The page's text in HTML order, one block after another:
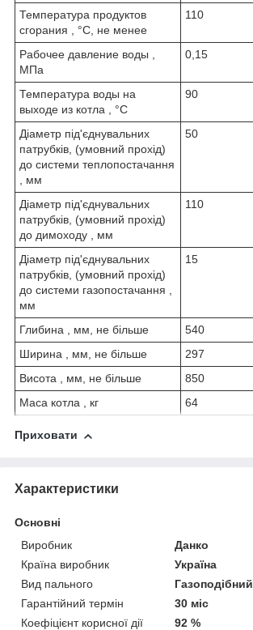
Температура продуктов
сгорания , °С, не менее
110
Рабочее давление воды ,
МПа
0,15
Температура воды на
выходе из котла , °C
90
Діаметр під'єднувальних
патрубків, (умовний прохід)
до системи теплопостачання
, мм
50
Діаметр під'єднувальних
патрубків, (умовний прохід)
до димоходу , мм
110
Діаметр під'єднувальних
патрубків, (умовний прохід)
до системи газопостачання ,
мм
15
Глибина , мм, не більше
540
Ширина , мм, не більше
297
Висота , мм, не більше
850
Маса котла , кг
64
Приховати
Характеристики
Основні
Виробник
Данко
Країна виробник
Україна
Вид пального
Газоподібний
Гарантійний термін
30 міс
Коефіцієнт корисної дії
92 %